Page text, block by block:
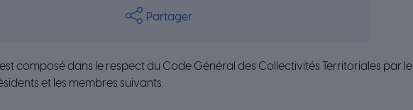
Partager
composé dans le respect du Code Général des Collectivités Territoriales par le
et les membres suivants.